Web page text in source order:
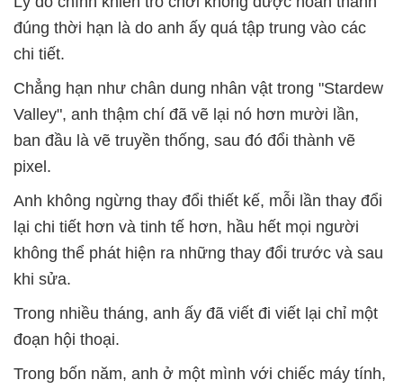
đúng thời hạn là do anh ấy quá tập trung vào các
chi tiết.
Chẳng hạn như chân dung nhân vật trong "Stardew
Valley", anh thậm chí đã vẽ lại nó hơn mười lần,
ban đầu là vẽ truyền thống, sau đó đổi thành vẽ
pixel.
Anh không ngừng thay đổi thiết kế, mỗi lần thay đổi
lại chi tiết hơn và tinh tế hơn, hầu hết mọi người
không thể phát hiện ra những thay đổi trước và sau
khi sửa.
Trong nhiều tháng, anh ấy đã viết đi viết lại chỉ một
đoạn hội thoại.
Trong bốn năm, anh ở một mình với chiếc máy tính,